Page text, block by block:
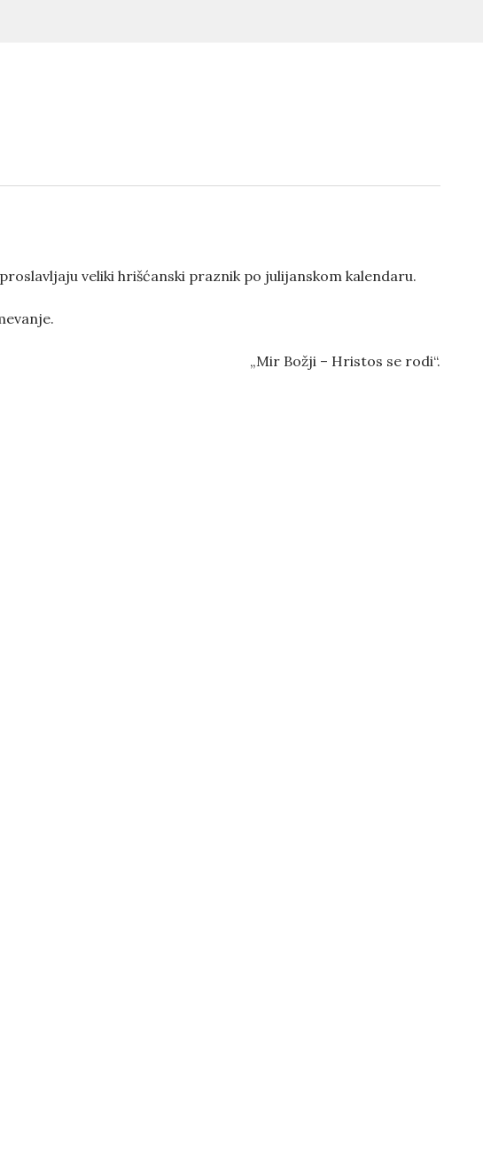
veliki hrišćanski praznik po julijanskom kalendaru.
„Mir Božji – Hristos se rodi“.